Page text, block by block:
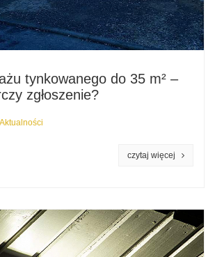
tynkowanego do 35 m² –
zgłoszenie?
Aktualności